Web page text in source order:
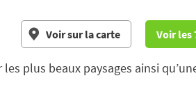
Voir sur la carte Voir les
les plus beaux paysages ainsi